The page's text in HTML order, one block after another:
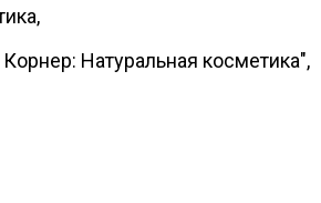
Натуральная косметика",